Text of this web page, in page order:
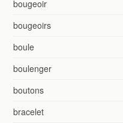
bougeoir
bougeoirs
boule
boulenger
boutons
bracelet